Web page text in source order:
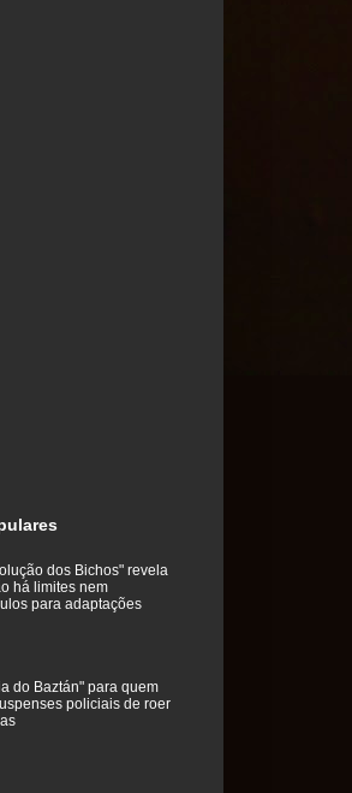
dos Bichos" revela
há limites nem
para adaptações
do Baztán" para quem
policiais de roer